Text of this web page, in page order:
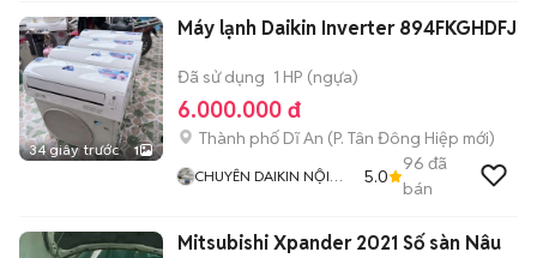
34 giây trước 1
Máy lạnh Daikin Inverter 894FKGHDFJ
Đã sử dụng 1 HP (ngựa)
6.000.000 đ
Thành phố Dĩ An (P. Tân Đông Hiệp mới)
CHUYÊN DAIKIN NỘI
5.0
96 đã
bán
Mitsubishi Xpander 2021 Số sàn Nâu